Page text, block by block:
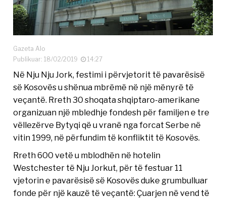
Gazeta Alo
Publikuar: 18/02/2019
14:27
Në Nju Nju Jork, festimi i përvjetorit të pavarësisë
së Kosovës u shënua mbrëmë në një mënyrë të
veçantë. Rreth 30 shoqata shqiptaro-amerikane
organizuan një mbledhje fondesh për familjen e tre
vëllezërve Bytyqi që u vranë nga forcat Serbe në
vitin 1999, në përfundim të konfliktit të Kosovës.
Rreth 600 vetë u mblodhën në hotelin
Westchester të Nju Jorkut, për të festuar 11
vjetorin e pavarësisë së Kosovës duke grumbulluar
fonde për një kauzë të veçantë: Çuarjen në vend të